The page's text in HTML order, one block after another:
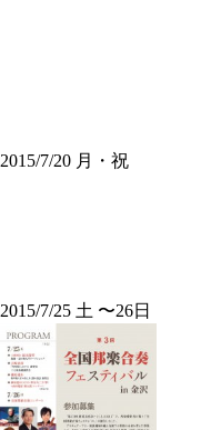
2015/7/20 月・祝
2015/7/25 土 〜26日